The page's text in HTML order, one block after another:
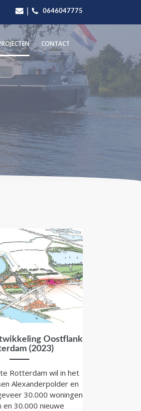
| 0646047775
CONTACT
Oostflank
(2023)
Rotterdam wil in het
Alexanderpolder en
30.000 woningen
en 30.000 nieuwe